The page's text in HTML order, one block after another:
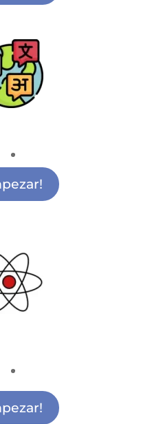
Alcobendas
y Tecnología